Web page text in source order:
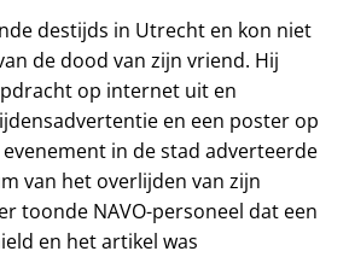
destijds in Utrecht en kon niet
de dood van zijn vriend. Hij
op internet uit en
en een poster op
in de stad adverteerde
van het overlijden van zijn
toonde NAVO-personeel dat een
en het artikel was